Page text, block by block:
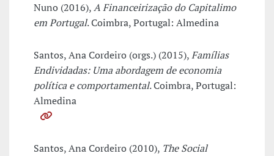
Nuno (2016),A Financeirização do Capitalimo
em Portugal. Coimbra, Portugal: Almedina
Santos, Ana Cordeiro (orgs.) (2015),Famílias
Endividadas: Uma abordagem de economia
política e comportamental. Coimbra, Portugal:
Almedina
Santos, Ana Cordeiro (2010), The Social